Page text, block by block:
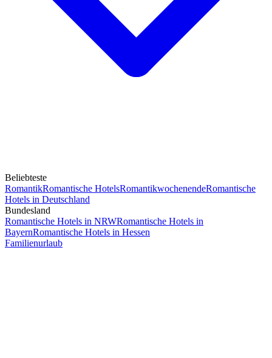
Beliebteste
RomantikRomantische HotelsRomantikwochenendeRomantische
Hotels in Deutschland
Bundesland
Romantische Hotels in NRWRomantische Hotels in
BayernRomantische Hotels in Hessen
Familienurlaub